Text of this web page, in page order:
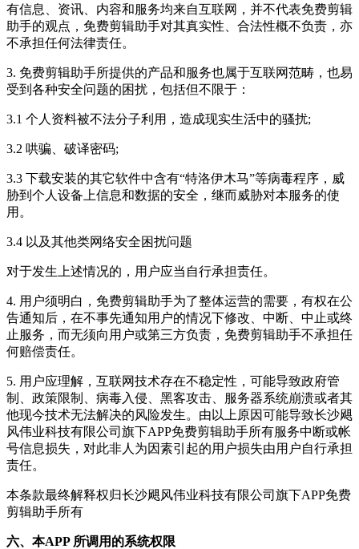
有信息、资讯、内容和服务均来自互联网，并不代表免费剪辑
助手的观点， 免费剪辑助手对其真实性、合法性概不负责，亦
不承担任何法律责任。
3. 免费剪辑助手所提供的产品和服务也属于互联网范畴，也易
受到各种安全问题的困扰，包括但不限于：
3.1 个人资料被不法分子利用，造成现实生活中的骚扰;
3.2 哄骗、破译密码;
3.3 下载安装的其它软件中含有“特洛伊木马”等病毒程序，威
胁到个人设备上信息和数据的安全，继而威胁对本服务的使
用。
3.4 以及其他类网络安全困扰问题
对于发生上述情况的，用户应当自行承担责任。
4. 用户须明白， 免费剪辑助手为了整体运营的需要，有权在公
告通知后，在不事先通知用户的情况下修改、中断、中止或终
止服务，而无须向用户或第三方负责， 免费剪辑助手不承担任
何赔偿责任。
5. 用户应理解，互联网技术存在不稳定性，可能导致政府管
制、政策限制、病毒入侵、黑客攻击、服务器系统崩溃或者其
他现今技术无法解决的风险发生。由以上原因可能导致长沙飓
风伟业科技有限公司 旗下APP免费剪辑助手所有服务中断或帐
号信息损失，对此非人为因素引起的用户损失由用户自行承担
责任。
本条款最终解释权归长沙飓风伟业科技有限公司 旗下APP免费
剪辑助手所有
六、本APP 所调用的系统权限